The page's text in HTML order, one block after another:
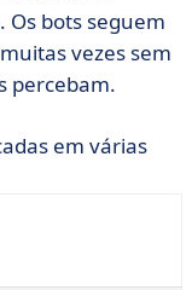
bots seguem
vezes sem
percebam.
em várias